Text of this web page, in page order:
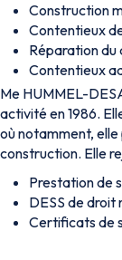
Construction
Contentieux
Réparation
Contentieux
Me HUMMEL-
activité en 1986.
où notamment,
construction. Elle
Prestation de
DESS de droit
Certificats de